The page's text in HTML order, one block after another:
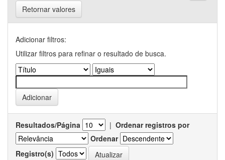
Retornar valores
Adicionar filtros:
Utilizar filtros para refinar o resultado de busca.
Resultados/Página | Ordenar registros por
Ordenar
Registro(s)